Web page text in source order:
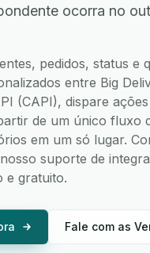
ocorra no
pedidos, status e
entre Big
(CAPI), dispare
de um único fluxo
em um só lugar.
suporte de
e gratuito.
Fale com as